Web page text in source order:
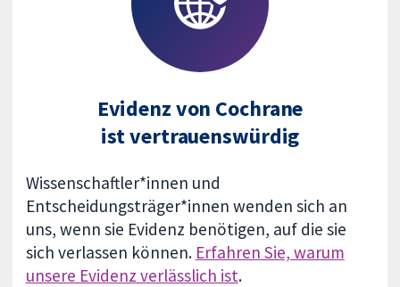
Evidenz von Cochrane
ist vertrauenswürdig
Wissenschaftler*innen und
Entscheidungsträger*innen wenden sich an
uns, wenn sie Evidenz benötigen, auf die sie
sich verlassen können. Erfahren Sie, warum
unsere Evidenz verlässlich ist.